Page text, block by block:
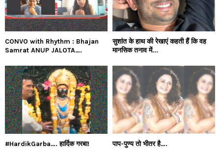
CONVO with Rhythm : Bhajan
Samrat ANUP JALOTA….
सुशांत के हाथ की रेखाएं कहती हैं कि वह
मानसिक तनाव में...
#HardikGarba…. हार्दिक गरबा! पाप-पुण्य तो भीतर है….